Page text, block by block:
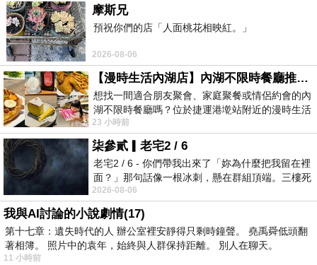
間」，真的是金玉良言！新的事物會增加我
們生活負擔的工作，大家都會排斥，所以
「萬事起頭難」，但起了退轉心時，不妨想
想「初衷」是什麼? 一切的苦難都是來磨練
我們的，堅持下去一定會有發光的一天。如
師兄所說的：「加油！這期過了，未來您會
覺得差很多，往後到靈界，就是閃閃發光
了！」
共勉之
分享二：
摩斯兄
預祝你們的店「人面桃花相映紅。」
2026-08-06
【漫時生活內湖店】內湖不限時餐廳推薦｜捷運港墘站美食，聚餐、約會、家庭聚會首選，正餐甜點一次滿足
想找一間適合朋友聚會、家庭聚餐或情侶約會的內
湖不限時餐廳嗎？位於捷運港墘站附近的漫時生活
內湖店，從捷運站步行約4分鐘即可抵
23 小時前
柒參貳▎老宅2 / 6
老宅2 / 6 - 你們帶我出來了「妳為什麼把我留在裡
面？」那句話像一根冰刺，懸在群組頂端。三樓死
死盯著照片裡的人。那個人確實站在
2026-08-06
我與AI討論的小說劇情(17)
第十七章：遺失時代的人 辦公室裡安靜得只剩時鐘聲。 堯禹舜低頭翻
著相簿。 照片中的袁年，始終與人群保持距離。 別人在聊天。
11 小時前